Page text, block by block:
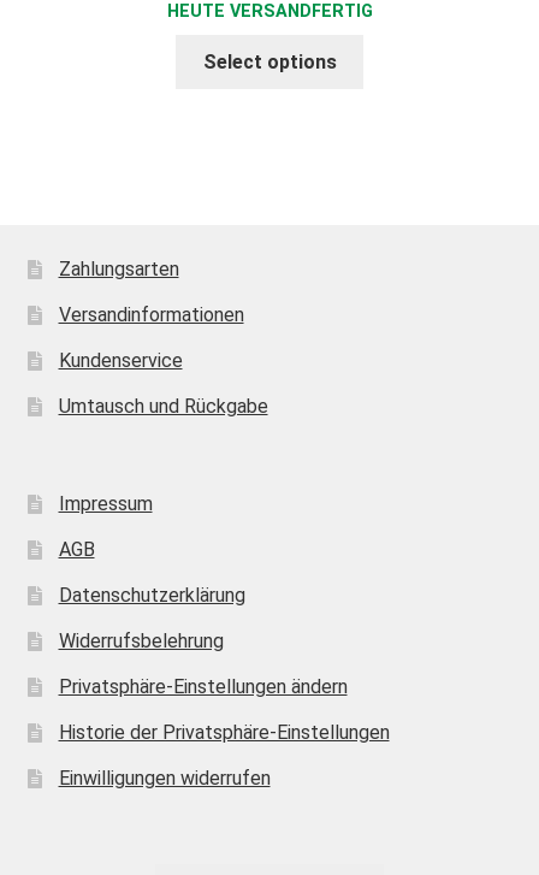
HEUTE VERSANDFERTIG
Select options
Zahlungsarten
Versandinformationen
Kundenservice
Umtausch und Rückgabe
Impressum
AGB
Datenschutzerklärung
Widerrufsbelehrung
Privatsphäre-Einstellungen ändern
Historie der Privatsphäre-Einstellungen
Einwilligungen widerrufen